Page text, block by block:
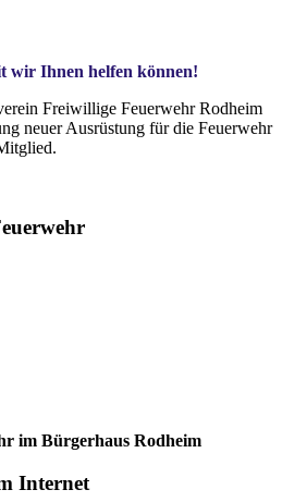
wir Ihnen helfen können!
Freiwillige Feuerwehr Rodheim
neuer Ausrüstung für die Feuerwehr
im Bürgerhaus Rodheim
Internet